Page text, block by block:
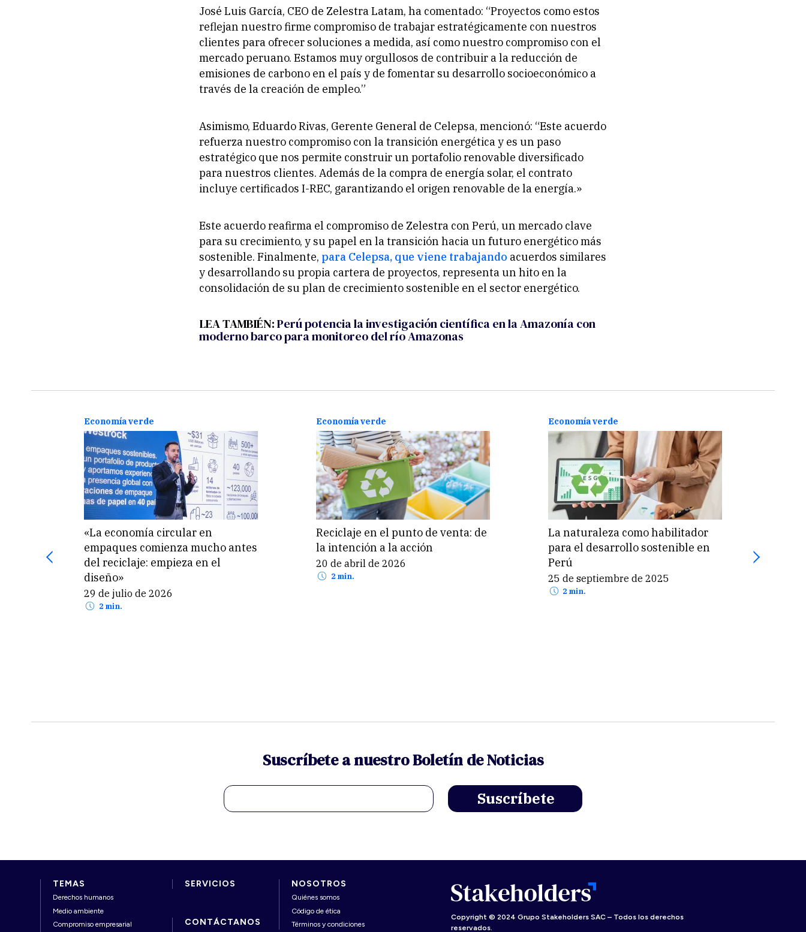
José Luis García, CEO de Zelestra Latam, ha comentado: “Proyectos como estos
reflejan nuestro firme compromiso de trabajar estratégicamente con nuestros
clientes para ofrecer soluciones a medida, así como nuestro compromiso con el
mercado peruano. Estamos muy orgullosos de contribuir a la reducción de
emisiones de carbono en el país y de fomentar su desarrollo socioeconómico a
través de la creación de empleo.”
Asimismo, Eduardo Rivas, Gerente General de Celepsa, mencionó: “Este acuerdo
refuerza nuestro compromiso con la transición energética y es un paso
estratégico que nos permite construir un portafolio renovable diversificado
para nuestros clientes. Además de la compra de energía solar, el contrato
incluye certificados I-REC, garantizando el origen renovable de la energía.»
Este acuerdo reafirma el compromiso de Zelestra con Perú, un mercado clave
para su crecimiento, y su papel en la transición hacia un futuro energético más
sostenible. Finalmente, para Celepsa, que viene trabajando acuerdos similares
y desarrollando su propia cartera de proyectos, representa un hito en la
consolidación de su plan de crecimiento sostenible en el sector energético.
LEA TAMBIÉN:Perú potencia la investigación científica en la Amazonía con
moderno barco para monitoreo del río Amazonas
Economía verde
«La economía circular en
empaques comienza mucho antes
del reciclaje: empieza en el
diseño»
29 de julio de 2026
2 min.
Economía verde
Reciclaje en el punto de venta: de
la intención a la acción
20 de abril de 2026
2 min.
Economía verde
La naturaleza como habilitador
para el desarrollo sostenible en
Perú
25 de septiembre de 2025
2 min.
Suscríbete a nuestro Boletín de Noticias
TEMAS
Derechos humanos
Medio ambiente
Compromiso empresarial
SERVICIOS
CONTÁCTANOS
NOSOTROS
Quiénes somos
Código de ética
Términos y condiciones
Copyright © 2024 Grupo Stakeholders SAC – Todos los derechos
reservados.